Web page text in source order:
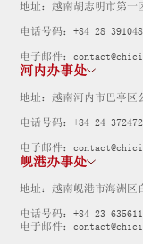
地址：越南胡志明市第一
电话号码：+84 28
电子邮件：
河内办事处
地址：越南河内市巴亭区
电话号码：+84 24
电子邮件：
岘港办事处
地址：越南岘港市海洲区
电话号码：+84 23
电子邮件：